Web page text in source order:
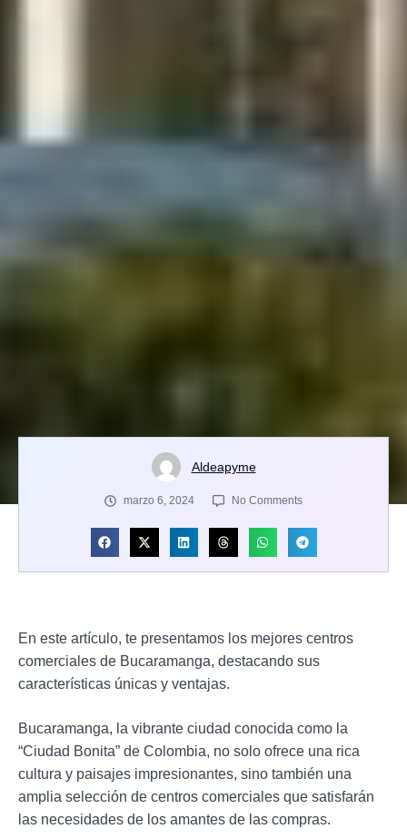
Aldeapyme
marzo 6, 2024 No Comments
En este artículo, te presentamos los mejores centros
comerciales de Bucaramanga, destacando sus
características únicas y ventajas.
Bucaramanga, la vibrante ciudad conocida como la
“Ciudad Bonita” de Colombia, no solo ofrece una rica
cultura y paisajes impresionantes, sino también una
amplia selección de centros comerciales que satisfarán
las necesidades de los amantes de las compras.